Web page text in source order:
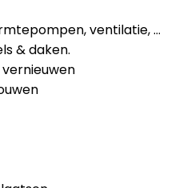
ventilatie, …
& daken.